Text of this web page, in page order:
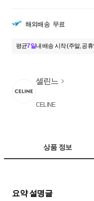
해외배송 무료
평균7일내 배송 시작 (주말, 공
셀린느
CELINE
상품 정보
요약 설명글